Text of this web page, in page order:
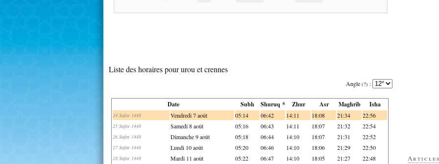
Liste des horaires pour urou et crennes
Angle (?) :
Date Subh Shuruq * Zhur Asr Maghrib Isha
24 Safar 1448 Vendredi 7 août 05:14 06:42 14:11 18:08 21:34 22:56
25 Safar 1448 Samedi 8 août 05:16 06:43 14:11 18:07 21:32 22:54
26 Safar 1448 Dimanche 9 août 05:18 06:44 14:10 18:07 21:31 22:52
27 Safar 1448 Lundi 10 août 05:20 06:46 14:10 18:06 21:29 22:50
28 Safar 1448 Mardi 11 août 05:22 06:47 14:10 18:05 21:27 22:48